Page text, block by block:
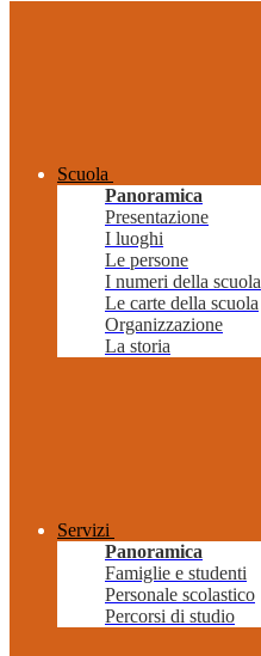
Scuola
Panoramica
Presentazione
I luoghi
Le persone
I numeri della scuola
Le carte della scuola
Organizzazione
La storia
Servizi
Panoramica
Famiglie e studenti
Personale scolastico
Percorsi di studio